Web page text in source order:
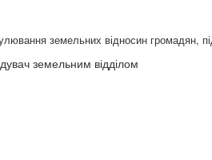
земельних відносин громадян,
земельним відділом